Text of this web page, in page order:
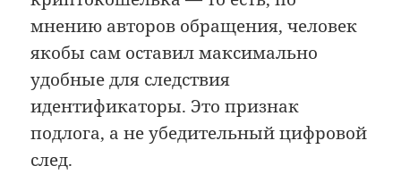
мнению авторов обращения, человек
якобы сам оставил максимально
удобные для следствия
идентификаторы. Это признак
подлога, а не убедительный цифровой
след.